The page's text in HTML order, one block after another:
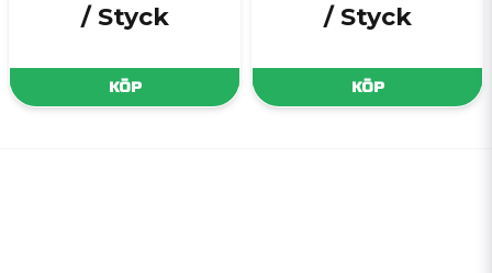
/ Styck
KÖP
/ Styck
KÖP